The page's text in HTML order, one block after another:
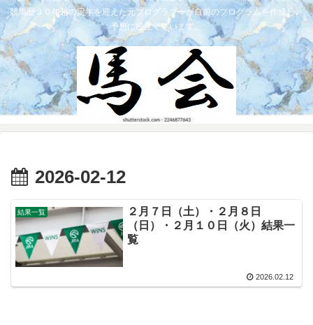
競馬歴３０年超の定年を迎えた元プログラマーが自前のプログラムを作成し、
予想に役立てています。
2026-02-12
結果一覧
２月７日（土）・２月８日
（日）・２月１０日（火）結果一
覧
2026.02.12